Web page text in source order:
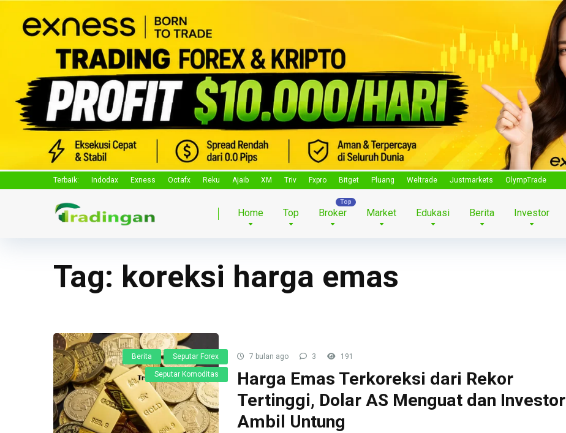
Terbaik: Indodax Exness Octafx Reku Ajaib XM Triv Fxpro Bitget Pluang Weltrade Justmarkets OlympTrade
Home Top Broker Market Edukasi Berita Investor
Tag: koreksi harga emas
Berita Seputar Forex
Seputar Komoditas
7 bulan ago 3 191
Harga Emas Terkoreksi dari Rekor
Tertinggi, Dolar AS Menguat dan Investor
Ambil Untung